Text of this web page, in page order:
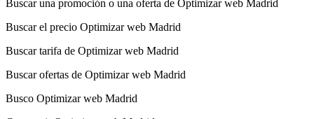
Buscar una promoción o una oferta de Optimizar web Madrid
Buscar el precio Optimizar web Madrid
Buscar tarifa de Optimizar web Madrid
Buscar ofertas de Optimizar web Madrid
Busco Optimizar web Madrid